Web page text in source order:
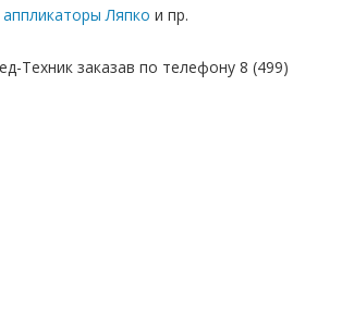
аппликаторы Ляпко и пр.
Техник заказав по телефону 8 (499)